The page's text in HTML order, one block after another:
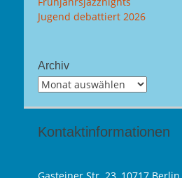
Jugend debattiert 2026
Archiv
Archiv
Kontaktinformationen
Gasteiner Str. 23, 10717 Berlin